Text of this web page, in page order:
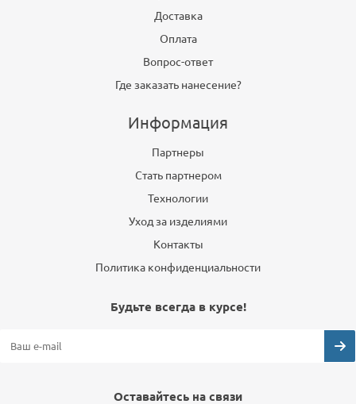
Доставка
Оплата
Вопрос-ответ
Где заказать нанесение?
Информация
Партнеры
Стать партнером
Технологии
Уход за изделиями
Контакты
Политика конфиденциальности
Будьте всегда в курсе!
Оставайтесь на связи